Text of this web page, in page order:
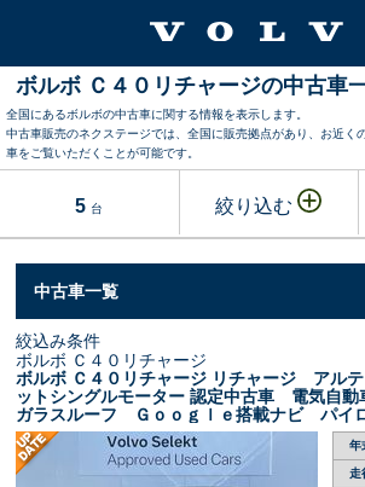
ボルボ Ｃ４０リチャージの中古車
全国にあるボルボの中古車に関する情報を表示します。
中古車販売のネクステージでは、全国に販売拠点があり、お近く
車をご覧いただくことが可能です。
5 台 絞り込む
中古車一覧
絞込み条件
ボルボ Ｃ４０リチャージ
ボルボ Ｃ４０リチャージ リチャージ アルテ
ットシングルモーター 認定中古車 電気自
ガラスルーフ Ｇｏｏｇｌｅ搭載ナビ パイ
トアシスト レーダークルーズ シートヒー
ー パワーシート ｈａｒｍａｎ／ｋａｒｄ
ｎ ＬＥＤヘッドライト 禁煙車
年
走